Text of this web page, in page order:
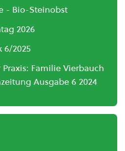
- Bio-Steinobst
2026
6/2025
Familie Vierbauch
Ausgabe 6 2024